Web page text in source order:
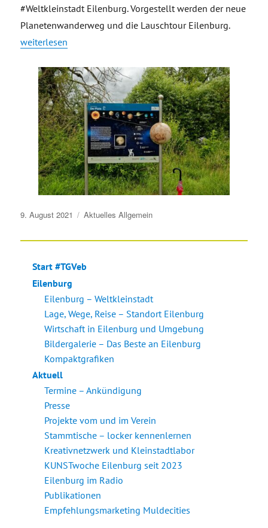
#Weltkleinstadt Eilenburg. Vorgestellt werden der neue
Planetenwanderweg und die Lauschtour Eilenburg.
„Planetenwanderweg und Lauschtour Eilenburg“
weiterlesen
Veröffentlicht
9. August 2021 Aktuelles Allgemein
Start #TGVeb
Eilenburg
Eilenburg – Weltkleinstadt
Lage, Wege, Reise – Standort Eilenburg
Wirtschaft in Eilenburg und Umgebung
Bildergalerie – Das Beste an Eilenburg
Kompaktgrafiken
Aktuell
Termine – Ankündigung
Presse
Projekte vom und im Verein
Stammtische – locker kennenlernen
Kreativnetzwerk und Kleinstadtlabor
KUNSTwoche Eilenburg seit 2023
Eilenburg im Radio
Publikationen
Empfehlungsmarketing Muldecities